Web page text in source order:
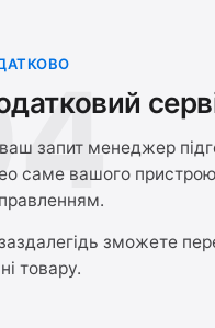
запит менеджер
саме вашого
зможете
товару.